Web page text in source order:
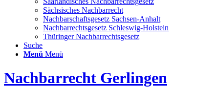
Sächsisches Nachbarrecht
Nachbarschaftsgesetz Sachsen-Anhalt
Nachbarrechtsgesetz Schleswig-Holstein
Thüringer Nachbarrechtsgesetz
Suche
Menü Menü
Nachbarrecht Gerlingen